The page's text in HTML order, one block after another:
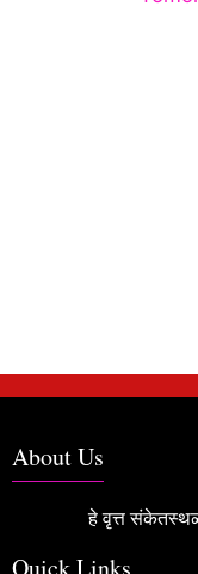
About Us
हे वृत्त
Quick Links